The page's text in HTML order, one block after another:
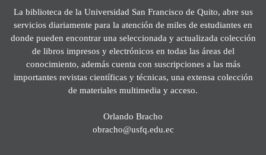
La biblioteca de la Universidad San Francisco de Quito, abre sus
servicios diariamente para la atención de miles de estudiantes en
donde pueden encontrar una seleccionada y actualizada colección
de libros impresos y electrónicos en todas las áreas del
conocimiento, además cuenta con suscripciones a las más
importantes revistas científicas y técnicas, una extensa colección
de materiales multimedia y acceso.
Orlando Bracho
obracho@usfq.edu.ec